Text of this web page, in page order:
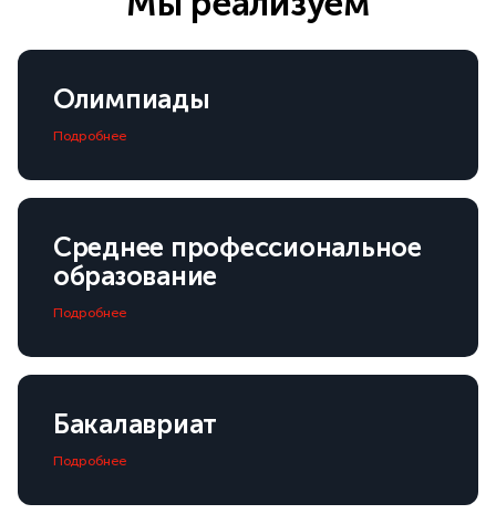
Олимпиады
Подробнее
Среднее профессиональное
образование
Подробнее
Бакалавриат
Подробнее